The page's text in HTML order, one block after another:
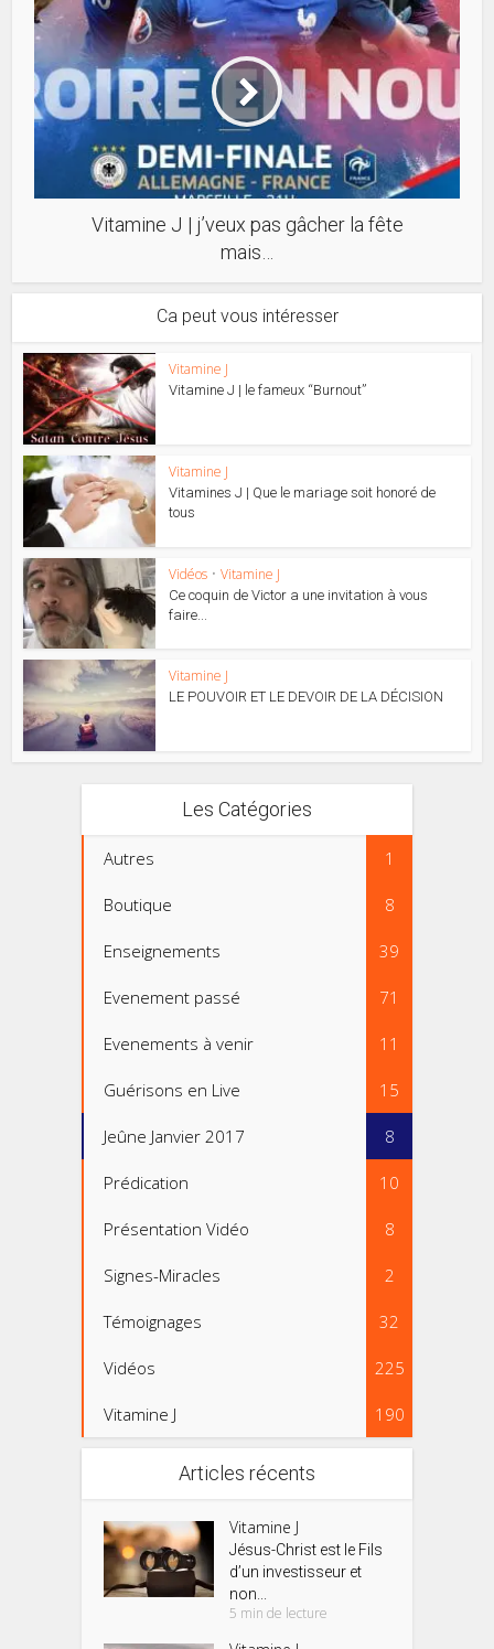
Vitamine J | j’veux pas gâcher la fête
mais…
Ca peut vous intéresser
Vitamine J
Vitamine J | le fameux “Burnout”
Vitamine J
Vitamines J | Que le mariage soit honoré de
tous
Vidéos • Vitamine J
Ce coquin de Victor a une invitation à vous
faire...
Vitamine J
LE POUVOIR ET LE DEVOIR DE LA DÉCISION
Les Catégories
Autres 1
Boutique 8
Enseignements 39
Evenement passé 71
Evenements à venir 11
Guérisons en Live 15
Jeûne Janvier 2017 8
Prédication 10
Présentation Vidéo 8
Signes-Miracles 2
Témoignages 32
Vidéos 225
Vitamine J 190
Articles récents
Vitamine J
Jésus-Christ est le Fils
d’un investisseur et
non...
5 min de lecture